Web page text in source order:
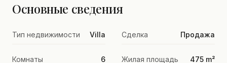
Основные сведения
Тип недвижимости Villa Сделка Продажа
Комнаты 6 Жилая площадь 475 m²